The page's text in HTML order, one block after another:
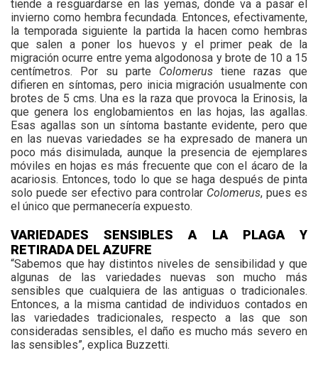
tiende a resguardarse en las yemas, donde va a pasar el
invierno como hembra fecundada. Entonces, efectivamente,
la temporada siguiente la partida la hacen como hembras
que salen a poner los huevos y el primer peak de la
migración ocurre entre yema algodonosa y brote de 10 a 15
centímetros. Por su parte Colomerus tiene razas que
difieren en síntomas, pero inicia migración usualmente con
brotes de 5 cms. Una es la raza que provoca la Erinosis, la
que genera los englobamientos en las hojas, las agallas.
Esas agallas son un síntoma bastante evidente, pero que
en las nuevas variedades se ha expresado de manera un
poco más disimulada, aunque la presencia de ejemplares
móviles en hojas es más frecuente que con el ácaro de la
acariosis. Entonces, todo lo que se haga después de pinta
solo puede ser efectivo para controlar Colomerus, pues es
el único que permanecería expuesto.
VARIEDADES SENSIBLES A LA PLAGA Y
RETIRADA DEL AZUFRE
“Sabemos que hay distintos niveles de sensibilidad y que
algunas de las variedades nuevas son mucho más
sensibles que cualquiera de las antiguas o tradicionales.
Entonces, a la misma cantidad de individuos contados en
las variedades tradicionales, respecto a las que son
consideradas sensibles, el daño es mucho más severo en
las sensibles”, explica Buzzetti.